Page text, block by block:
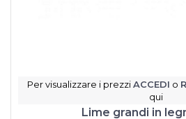
Per visualizzare i prezziACCEDI o
qui
Lime grandi in